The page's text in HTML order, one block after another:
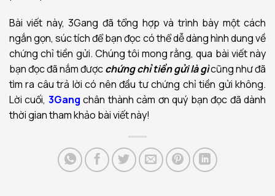
Bài viết này, 3Gang đã tổng hợp và trình bày một cách
ngắn gọn, súc tích để bạn đọc có thể dễ dàng hình dung về
chứng chỉ tiền gửi. Chúng tôi mong rằng, qua bài viết này
bạn đọc đã nắm đượcchứng chỉ tiền gửi làgìcũng như đã
tìm ra câu trả lời có nên đầu tư chứng chỉ tiền gửi không.
Lời cuối, 3Gang chân thành cảm ơn quý bạn đọc đã dành
thời gian tham khảo bài viết này!